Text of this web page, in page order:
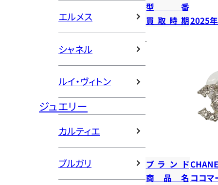
エルメス
シャネル
ルイ・ヴィトン
ジュエリー
カルティエ
ブルガリ
型番
買取時期2025
ブランド
商品名 ココ